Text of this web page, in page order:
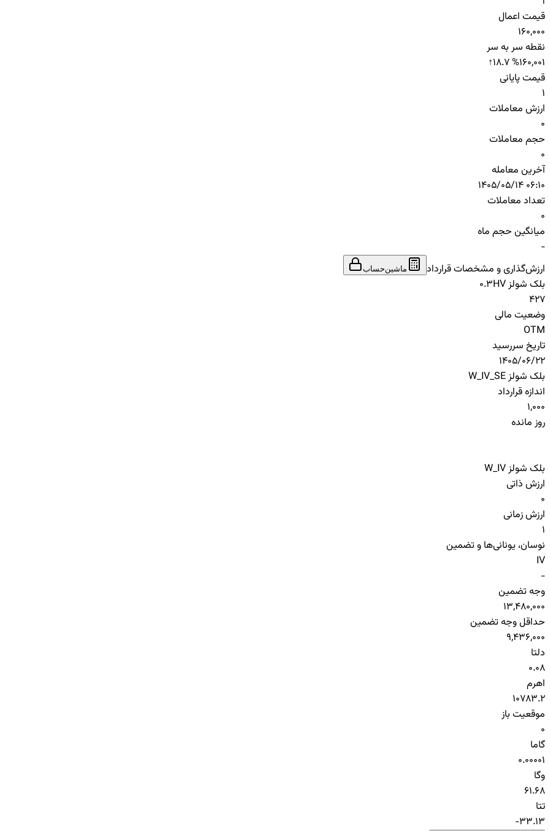
قیمت اعمال
160,000
نقطه سر به سر
160,001
↑18.7 %
قیمت پایانی
1
ارزش معاملات
0
حجم معاملات
0
آخرین معامله
1405/05/14 06:10
تعداد معاملات
0
میانگین حجم ماه
-
ارزش‌گذاری و مشخصات قرارداد
ماشین‌حساب
بلک شولز HV
0.3
427
وضعیت مالی
OTM
تاریخ سررسید
1405/06/22
بلک شولز W_IV_SE
اندازه قرارداد
1,000
روز مانده
بلک شولز W_IV
ارزش ذاتی
0
ارزش زمانی
1
نوسان، یونانی‌ها و تضمین
IV
-
وجه تضمین
13,480,000
حداقل وجه تضمین
9,436,000
دلتا
0.08
اهرم
10783.2
موقعیت باز
0
گاما
0.00001
وگا
61.68
تتا
-33.13